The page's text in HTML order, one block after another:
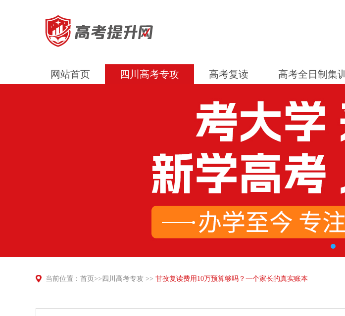
网站首页 四川高考专攻 高考复读 高考全日制集训
当前位置： 首页 >> 四川高考专攻 >> 甘孜复读费用10万预算够吗？一个家长的真实账本